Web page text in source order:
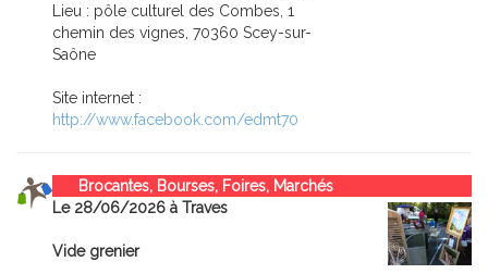
Lieu : pôle culturel des Combes, 1
chemin des vignes, 70360 Scey-sur-
Saône
Site internet :
http://www.facebook.com/edmt70
Brocantes, Bourses, Foires, Marchés
Le 28/06/2026 à Traves
Vide grenier